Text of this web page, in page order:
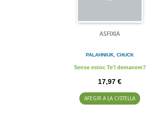
ASFIXIA
PALAHNIUK, CHUCK
Sense estoc Te'l demanem?
17,97 €
AFEGIR A LA CISTELLA